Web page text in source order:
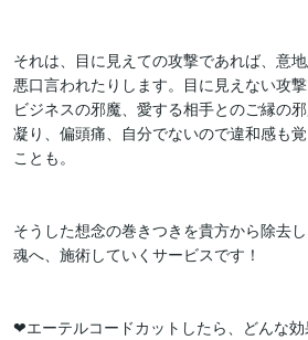
それは、目に見えての攻撃であれば、意地
悪口言われたりします。目に見えない攻撃
ビジネスの邪魔、愛する相手とのご縁の
凝り、偏頭痛、自分でないので違和感も
ことも。
そうした想念の巻きつきを貴方から除去
魂へ、施術していくサービスです！
❤︎エーテルコードカットしたら、どんな効